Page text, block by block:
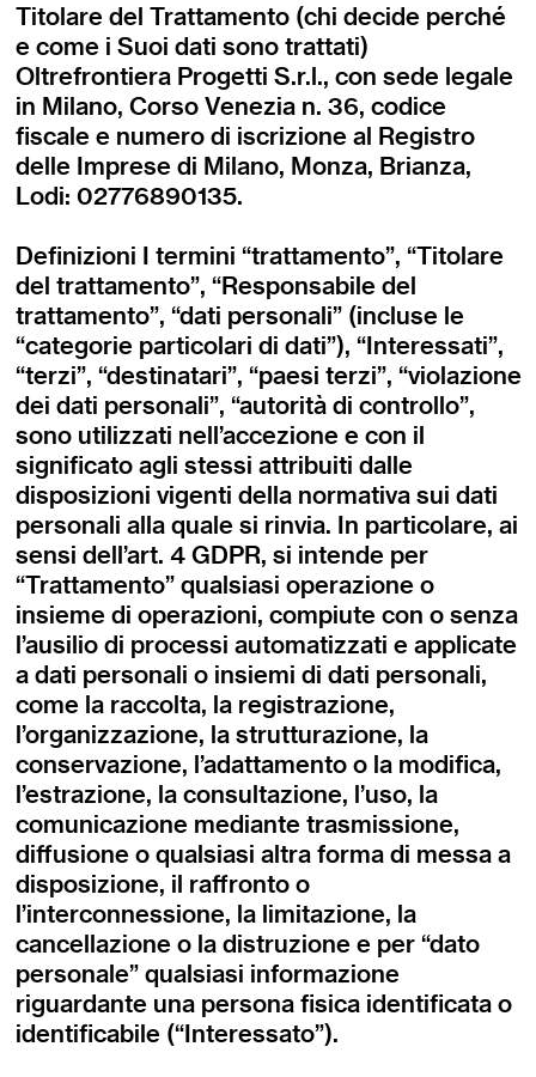
Titolare del Trattamento (chi decide perché
e come i Suoi dati sono trattati)
Oltrefrontiera Progetti S.r.l., con sede legale
in Milano, Corso Venezia n. 36, codice
fiscale e numero di iscrizione al Registro
delle Imprese di Milano, Monza, Brianza,
Lodi: 02776890135.
Definizioni I termini “trattamento”, “Titolare
del trattamento”, “Responsabile del
trattamento”, “dati personali” (incluse le
“categorie particolari di dati”), “Interessati”,
“terzi”, “destinatari”, “paesi terzi”, “violazione
dei dati personali”, “autorità di controllo”,
sono utilizzati nell’accezione e con il
significato agli stessi attribuiti dalle
disposizioni vigenti della normativa sui dati
personali alla quale si rinvia. In particolare, ai
sensi dell’art. 4 GDPR, si intende per
“Trattamento” qualsiasi operazione o
insieme di operazioni, compiute con o senza
l’ausilio di processi automatizzati e applicate
a dati personali o insiemi di dati personali,
come la raccolta, la registrazione,
l’organizzazione, la strutturazione, la
conservazione, l’adattamento o la modifica,
l’estrazione, la consultazione, l’uso, la
comunicazione mediante trasmissione,
diffusione o qualsiasi altra forma di messa a
disposizione, il raffronto o
l’interconnessione, la limitazione, la
cancellazione o la distruzione e per “dato
personale” qualsiasi informazione
riguardante una persona fisica identificata o
identificabile (“Interessato”).